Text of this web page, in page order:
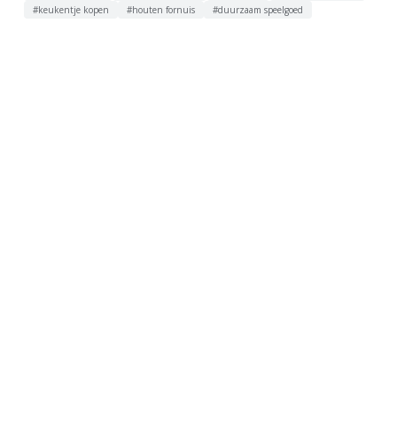
#keukentje kopen
#houten fornuis #duurzaam speelgoed